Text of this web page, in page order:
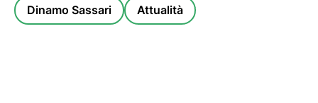
Dinamo Sassari Attualità